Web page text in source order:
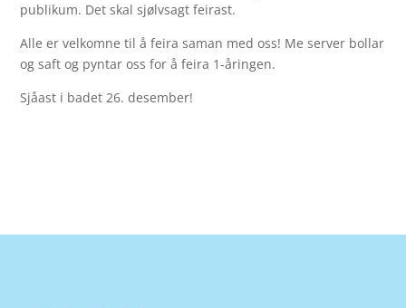
publikum. Det skal sjølvsagt feirast.
Alle er velkomne til å feira saman med oss! Me server bollar
og saft og pyntar oss for å feira 1-åringen.
Sjåast i badet 26. desember!